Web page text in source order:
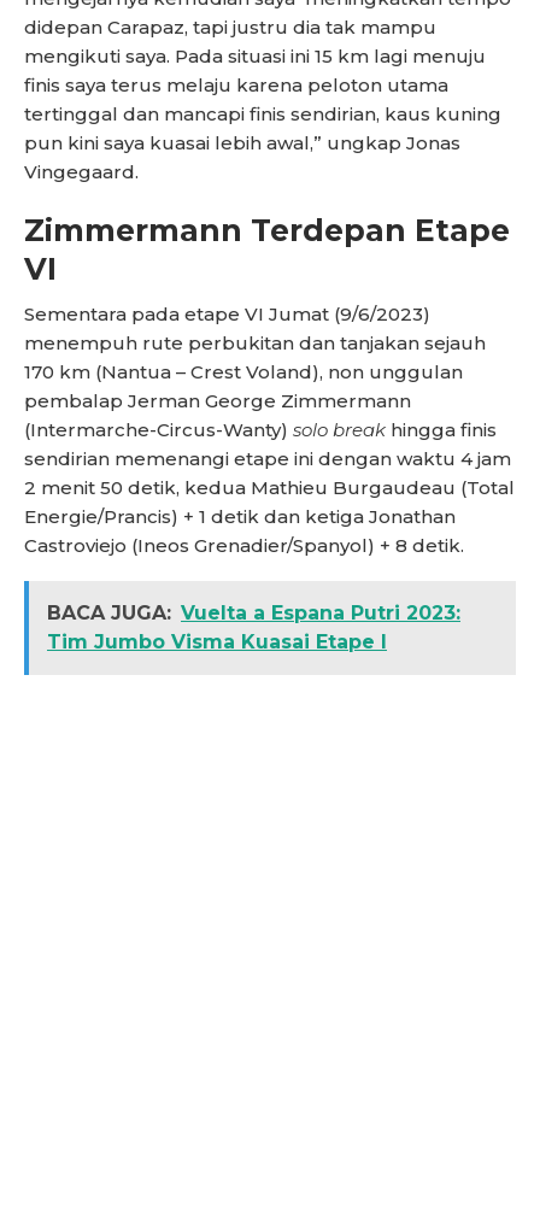
didepan Carapaz, tapi justru dia tak mampu
mengikuti saya. Pada situasi ini 15 km lagi menuju
finis saya terus melaju karena peloton utama
tertinggal dan mancapi finis sendirian, kaus kuning
pun kini saya kuasai lebih awal,” ungkap Jonas
Vingegaard.
Zimmermann Terdepan Etape
VI
Sementara pada etape VI Jumat (9/6/2023)
menempuh rute perbukitan dan tanjakan sejauh
170 km (Nantua – Crest Voland), non unggulan
pembalap Jerman George Zimmermann
(Intermarche-Circus-Wanty) solo break hingga finis
sendirian memenangi etape ini dengan waktu 4 jam
2 menit 50 detik, kedua Mathieu Burgaudeau (Total
Energie/Prancis) + 1 detik dan ketiga Jonathan
Castroviejo (Ineos Grenadier/Spanyol) + 8 detik.
BACA JUGA: Vuelta a Espana Putri 2023:
Tim Jumbo Visma Kuasai Etape I